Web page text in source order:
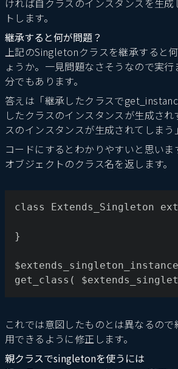
ければ自クラスのインスタンスを生成
トします。
継承すると何が問題？
上記のSingletonクラスを継承すると
ょうか。一見問題なさそうなので実
分でもあります。
答えは「継承したクラスで
したクラスのインスタンスが生成さ
スのインスタンスが生成されてしまう
コードにするとわかりやすいと思いま
オブジェクトのクラス名を返します。
class Extends_Singleton
}
get_class(
これでは意図したものとは異なるの
用できるように修正します。
親クラスでsingletonを使うには